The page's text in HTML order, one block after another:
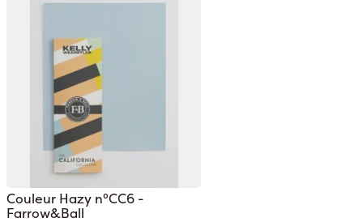
Couleur Hazy n°CC6 -
Farrow&Ball